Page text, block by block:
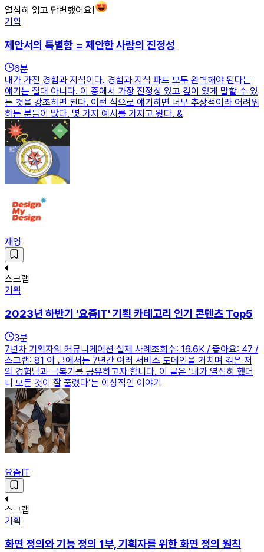
열심히 읽고 답변했어요!
기획
제안서의 특별함 = 제안한 사람의 진정성
6분
내가 가진 경험과 지식이다. 경험과 지식 파트 모두 완벽해야 된다는
얘기는 절대 아니다. 이 중에서 가장 진정성 있고 깊이 있게 말할 수 있
는 것을 강조하면 된다. 이런 식으로 얘기하면 너무 추상적이라 어려워
하는 분들이 많다. 몇 가지 예시를 가지고 왔다. &
재영
스크랩
기획
2023년 하반기 '요즘IT' 기획 카테고리 인기 콘텐츠 Top5
3분
7년차 기획자의 커뮤니케이션 실제 사례조회수: 16.6K / 좋아요: 47 /
스크랩: 81 이 글에서는 7년간 여러 서비스 도메인을 거치며 겪은 저
의 경험담과 극복기를 공유하고자 합니다. 이 글은 ‘내가 열심히 했더
니 모든 것이 잘 풀렸다’는 이상적인 이야기
요즘IT
스크랩
기획
화면 정의와 기능 정의 1부, 기획자를 위한 화면 정의 원칙